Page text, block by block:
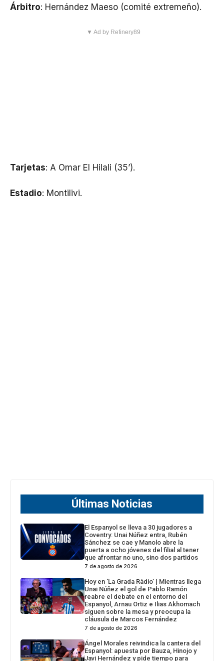
Árbitro: Hernández Maeso (comité extremeño).
▼ Ad by Refinery89
Tarjetas: A Omar El Hilali (35’).
Estadio: Montilivi.
Últimas Noticias
El Espanyol se lleva a 30 jugadores a
Coventry: Unai Núñez entra, Rubén
Sánchez se cae y Manolo abre la
puerta a ocho jóvenes del filial al tener
que afrontar no uno, sino dos partidos
7 de agosto de 2026
Hoy en ‘La Grada Ràdio’ | Mientras llega
Unai Núñez el gol de Pablo Ramón
reabre el debate en el entorno del
Espanyol, Arnau Ortiz e Ilias Akhomach
siguen sobre la mesa y preocupa la
cláusula de Marcos Fernández
7 de agosto de 2026
Ángel Morales reivindica la cantera del
Espanyol: apuesta por Bauza, Hinojo y
Javi Hernández y pide tiempo para